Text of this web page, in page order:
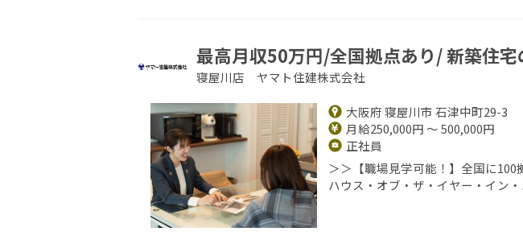
最高月収50万円/全国拠点あり/ 新築住宅
寝屋川店 ヤマト住建株式会社
大阪府 寝屋川市 石津中町29-3
月給250,000円 ～ 500,000円
正社員
＞＞【職場見学可能！】全国に
ハウス・オブ・ザ・イヤー・イン